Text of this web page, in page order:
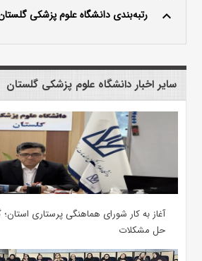
keyboard_arrow_up رتبه‌بندی دانشگاه علوم پزشکی
سایر اخبار دانشگاه علوم پزشکی گلستان
آغاز به کار شورای هماهنگی پرستاری استان؛
حل مشکلات